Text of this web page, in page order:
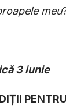
meu
3 iunie